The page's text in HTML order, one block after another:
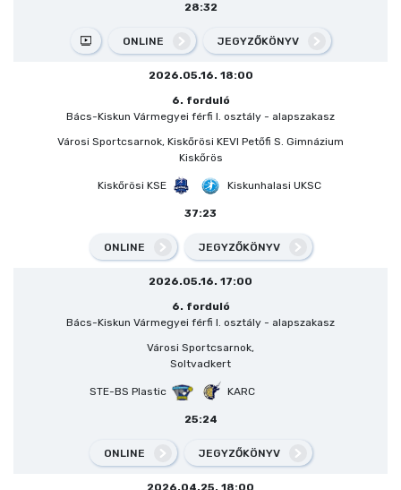
28:32
ONLINE JEGYZŐKÖNYV
2026.05.16. 18:00
6. forduló
Bács-Kiskun Vármegyei férfi I. osztály - alapszakasz
Városi Sportcsarnok, Kiskőrösi KEVI Petőfi S. Gimnázium
Kiskőrös
Kiskőrösi KSE Kiskunhalasi UKSC
37:23
ONLINE JEGYZŐKÖNYV
2026.05.16. 17:00
6. forduló
Bács-Kiskun Vármegyei férfi I. osztály - alapszakasz
Városi Sportcsarnok,
Soltvadkert
STE-BS Plastic KARC
25:24
ONLINE JEGYZŐKÖNYV